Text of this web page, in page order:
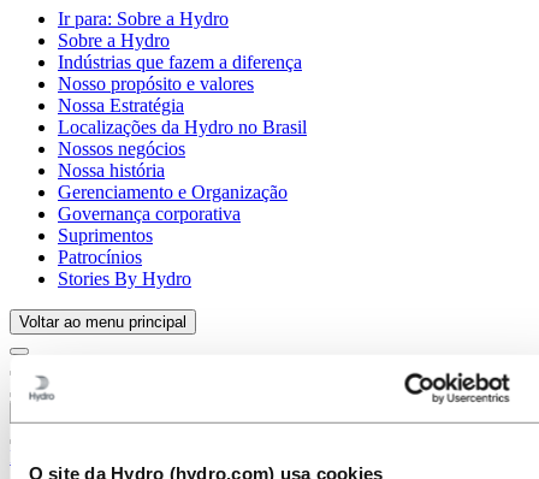
O site da Hydro (hydro.com) usa cookies
Ir para: Sobre a Hydro
Sobre a Hydro
Indústrias que fazem a diferença
Nosso propósito e valores
Nossa Estratégia
Localizações da Hydro no Brasil
Nossos negócios
Nossa história
Gerenciamento e Organização
Governança corporativa
Suprimentos
Patrocínios
Stories By Hydro
Voltar ao menu principal
Imprensa